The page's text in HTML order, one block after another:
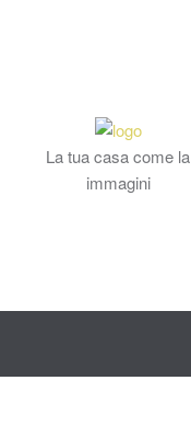
La tua casa come la
immagini